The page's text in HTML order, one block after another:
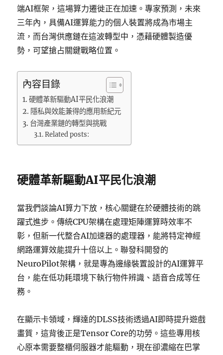
端AI框架，這場算力遷徙正在加速。專家預測，未來
三年內，具備AI運算能力的個人裝置將成為市場主
流，而台灣供應鏈在這波轉型中，憑藉硬體製造優
勢，可望搶占關鍵戰略位置。
內容目錄
硬體革新驅動AI平民化浪潮
隱私與效能兼得的應用新紀元
台灣產業鏈的轉型與挑戰
Related posts:
硬體革新驅動AI平民化浪潮
當我們談論AI算力下放，核心關鍵在於硬體技術的跳
躍式進步。傳統CPU架構在處理矩陣運算時效率不
彰，但新一代整合AI加速器的處理器，能將特定神經
網路運算效能提升十倍以上。聯發科開發的
NeuroPilot架構，就是專為邊緣裝置設計的AI運算平
台，能在低功耗環境下執行物件辨識、語音合成等任
務。
在顯示卡領域，輝達的DLSS技術透過AI即時提升遊戲
畫質，這背後正是Tensor Core的功勞。這些專用核
心原本需要整櫃伺服器才能驅動，現在卻濃縮在巴掌